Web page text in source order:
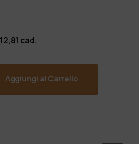
12,81 cad.
Aggiungi al Carrello